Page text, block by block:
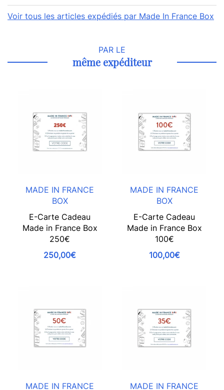
Voir tous les articles expédiés par Made In France Box
PAR LE
même expéditeur
MADE IN FRANCE
BOX
E-Carte Cadeau
Made in France Box
250€
250,00€
MADE IN FRANCE
BOX
E-Carte Cadeau
Made in France Box
100€
100,00€
MADE IN FRANCE MADE IN FRANCE